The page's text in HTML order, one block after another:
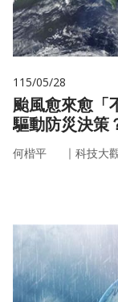
115/05/28
颱風愈來愈「
驅動防災決策
何楷平 ｜ 科技大